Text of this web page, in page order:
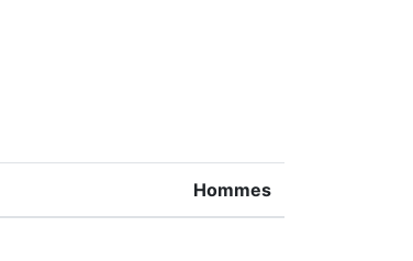
Hommes